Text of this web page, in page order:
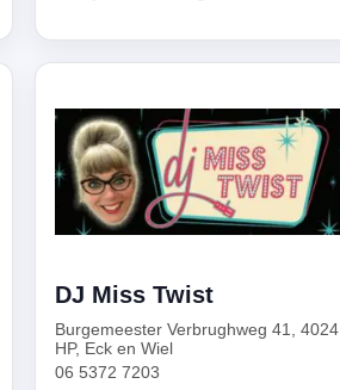
DJ Miss Twist
Burgemeester Verbrughweg 41, 4024
HP, Eck en Wiel
06 5372 7203